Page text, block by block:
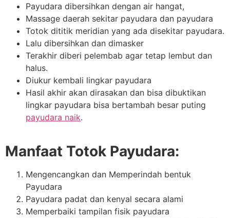
Payudara dibersihkan dengan air hangat,
Massage daerah sekitar payudara dan payudara
Totok dititik meridian yang ada disekitar payudara.
Lalu dibersihkan dan dimasker
Terakhir diberi pelembab agar tetap lembut dan
halus.
Diukur kembali lingkar payudara
Hasil akhir akan dirasakan dan bisa dibuktikan
lingkar payudara bisa bertambah besar puting
payudara naik.
Manfaat Totok Payudara:
Mengencangkan dan Memperindah bentuk
Payudara
Payudara padat dan kenyal secara alami
Memperbaiki tampilan fisik payudara